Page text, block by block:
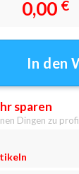
0,00 €
In den
sparen
Dingen zu